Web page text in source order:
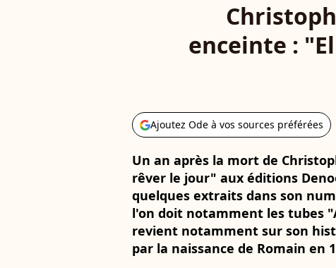
enceinte :
Ajoutez Ode à vos sources préférées
Un an après la mort de
rêver le jour" aux éditions
quelques extraits dans son
l'on doit notamment les tubes
revient notamment sur son
par la naissance de Romain en